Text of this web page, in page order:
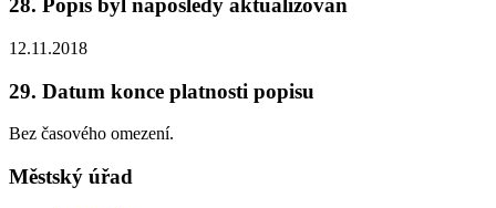
28. Popis byl naposledy aktualizován
12.11.2018
29. Datum konce platnosti popisu
Bez časového omezení.
Městský úřad